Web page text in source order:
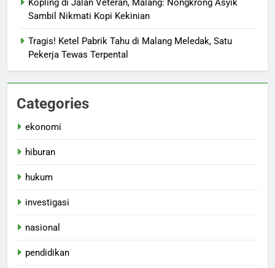
Kopling di Jalan Veteran, Malang: Nongkrong Asyik
Sambil Nikmati Kopi Kekinian
Tragis! Ketel Pabrik Tahu di Malang Meledak, Satu
Pekerja Tewas Terpental
Categories
ekonomi
hiburan
hukum
investigasi
nasional
pendidikan